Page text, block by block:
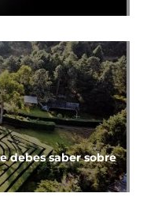
debes saber sobre